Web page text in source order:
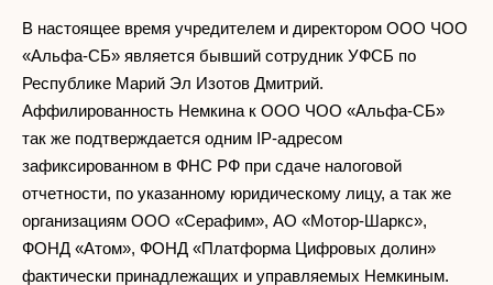
В настоящее время учредителем и директором ООО ЧОО
«Альфа-СБ» является бывший сотрудник УФСБ по
Республике Марий Эл Изотов Дмитрий.
Аффилированность Немкина к ООО ЧОО «Альфа-СБ»
так же подтверждается одним IP-адресом
зафиксированном в ФНС РФ при сдаче налоговой
отчетности, по указанному юридическому лицу, а так же
организациям ООО «Серафим», АО «Мотор-Шаркс»,
ФОНД «Атом», ФОНД «Платформа Цифровых долин»
фактически принадлежащих и управляемых Немкиным.